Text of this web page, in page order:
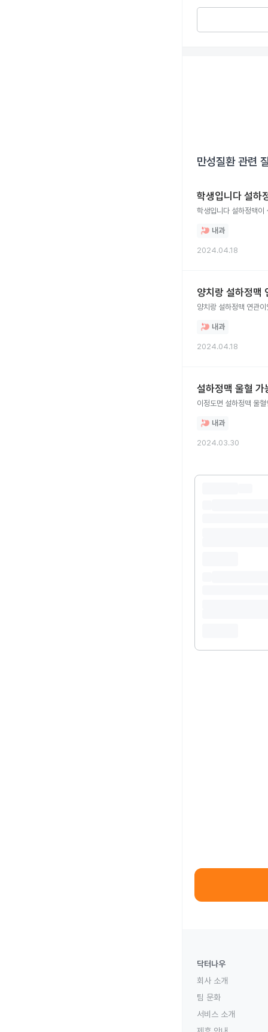
만성질환관련
학생입니다 설하
학생입니다 설하정맥이
내과
2024.04.18
양치랑 설하정맥
양치랑 설하정맥 연관
내과
2024.04.18
설하정맥 울혈 가
이정도면 설하정맥 울
내과
2024.03.30
닥터나우
회사 소개
팀 문화
서비스 소개